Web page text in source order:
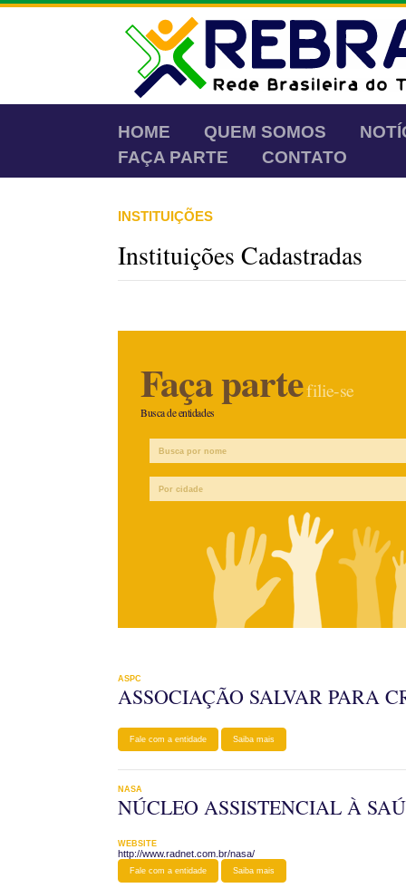
HOME QUEM SOMOS
FAÇA PARTE
CONTATO
INSTITUIÇÕES
Instituições Cadastradas
Faça partefilie-se
Busca de entidades
ASPC
ASSOCIAÇÃO SALVAR PARA
Fale com a entidade Saiba mais
NASA
NÚCLEO ASSISTENCIAL À
WEBSITE
http://www.radnet.com.br/nasa/
Fale com a entidade Saiba mais